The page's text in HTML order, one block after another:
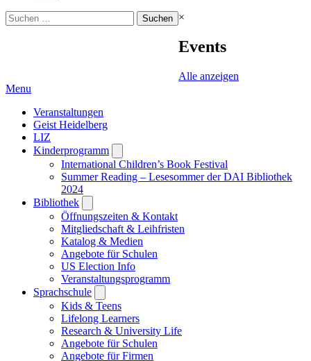
Suchen
nach:
×
Events
Alle anzeigen
Menu
Veranstaltungen
Geist Heidelberg
LIZ
Kinderprogramm
submenu
International Children’s Book Festival
Summer Reading – Lesesommer der DAI Bibliothek
2024
Bibliothek
submenu
Öffnungszeiten & Kontakt
Mitgliedschaft & Leihfristen
Katalog & Medien
Angebote für Schulen
US Election Info
Veranstaltungsprogramm
Sprachschule
submenu
Kids & Teens
Lifelong Learners
Research & University Life
Angebote für Schulen
Angebote für Firmen